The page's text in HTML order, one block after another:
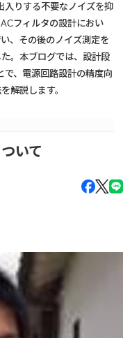
入りする不要なノイズを抑
フィルタの設計におい
、その後のノイズ測定を
。本ブログでは、設計段
で、電源回路設計の精度向
解説します。
いて